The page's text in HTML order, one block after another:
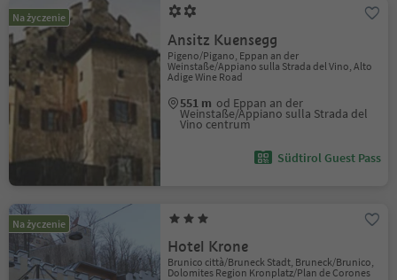
Na życzenie
Ansitz Kuensegg
Pigeno/Pigano, Eppan an der
Weinstaße/Appiano sulla Strada del Vino, Alto
Adige Wine Road
551 m od Eppan an der
Weinstaße/Appiano sulla Strada del
Vino centrum
Südtirol Guest Pass
Na życzenie
Hotel Krone
Brunico città/Bruneck Stadt, Bruneck/Brunico,
Dolomites Region Kronplatz/Plan de Corones